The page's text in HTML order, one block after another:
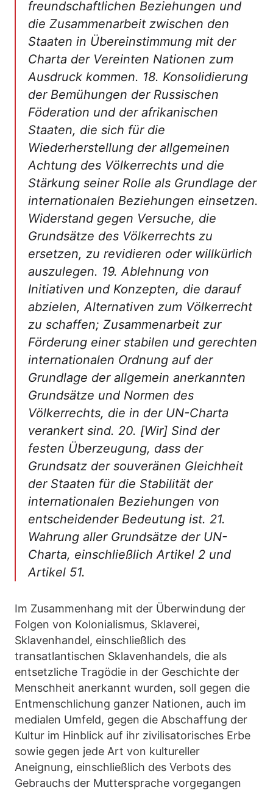
freundschaftlichen Beziehungen und
die Zusammenarbeit zwischen den
Staaten in Übereinstimmung mit der
Charta der Vereinten Nationen zum
Ausdruck kommen. 18. Konsolidierung
der Bemühungen der Russischen
Föderation und der afrikanischen
Staaten, die sich für die
Wiederherstellung der allgemeinen
Achtung des Völkerrechts und die
Stärkung seiner Rolle als Grundlage der
internationalen Beziehungen einsetzen.
Widerstand gegen Versuche, die
Grundsätze des Völkerrechts zu
ersetzen, zu revidieren oder willkürlich
auszulegen. 19. Ablehnung von
Initiativen und Konzepten, die darauf
abzielen, Alternativen zum Völkerrecht
zu schaffen; Zusammenarbeit zur
Förderung einer stabilen und gerechten
internationalen Ordnung auf der
Grundlage der allgemein anerkannten
Grundsätze und Normen des
Völkerrechts, die in der UN-Charta
verankert sind. 20. [Wir] Sind der
festen Überzeugung, dass der
Grundsatz der souveränen Gleichheit
der Staaten für die Stabilität der
internationalen Beziehungen von
entscheidender Bedeutung ist. 21.
Wahrung aller Grundsätze der UN-
Charta, einschließlich Artikel 2 und
Artikel 51.
Im Zusammenhang mit der Überwindung der
Folgen von Kolonialismus, Sklaverei,
Sklavenhandel, einschließlich des
transatlantischen Sklavenhandels, die als
entsetzliche Tragödie in der Geschichte der
Menschheit anerkannt wurden, soll gegen die
Entmenschlichung ganzer Nationen, auch im
medialen Umfeld, gegen die Abschaffung der
Kultur im Hinblick auf ihr zivilisatorisches Erbe
sowie gegen jede Art von kultureller
Aneignung, einschließlich des Verbots des
Gebrauchs der Muttersprache vorgegangen